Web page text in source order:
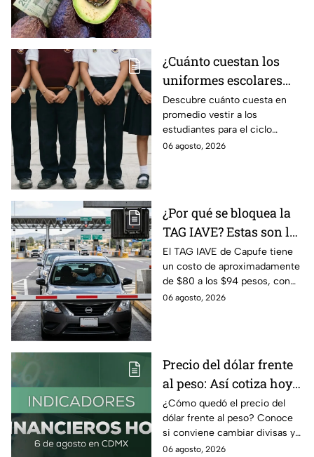
¿Cuánto cuestan los
uniformes escolares
para el regreso a clases
2026, según su grado?
Descubre cuánto cuesta en
promedio vestir a los
estudiantes para el ciclo
escolar 2026-2027 y consejos
06 agosto, 2026
¿Por qué se bloquea la
TAG IAVE? Estas son las
razones por las que no
pasa en la caseta
El TAG IAVE de Capufe tiene
un costo de aproximadamente
de $80 a los $94 pesos, con
IVA incluido; te compartimos
06 agosto, 2026
Precio del dólar frente
al peso: Así cotiza hoy 6
de agosto 2026
¿Cómo quedó el precio del
dólar frente al peso? Conoce
si conviene cambiar divisas y
cómo el flujo en el estrecho de
06 agosto, 2026